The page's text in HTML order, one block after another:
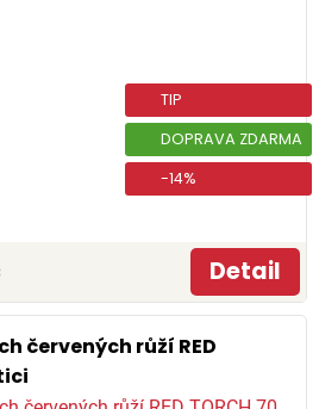
TIP
DOPRAVA ZDARMA
-14%
Detail
červených růží RED